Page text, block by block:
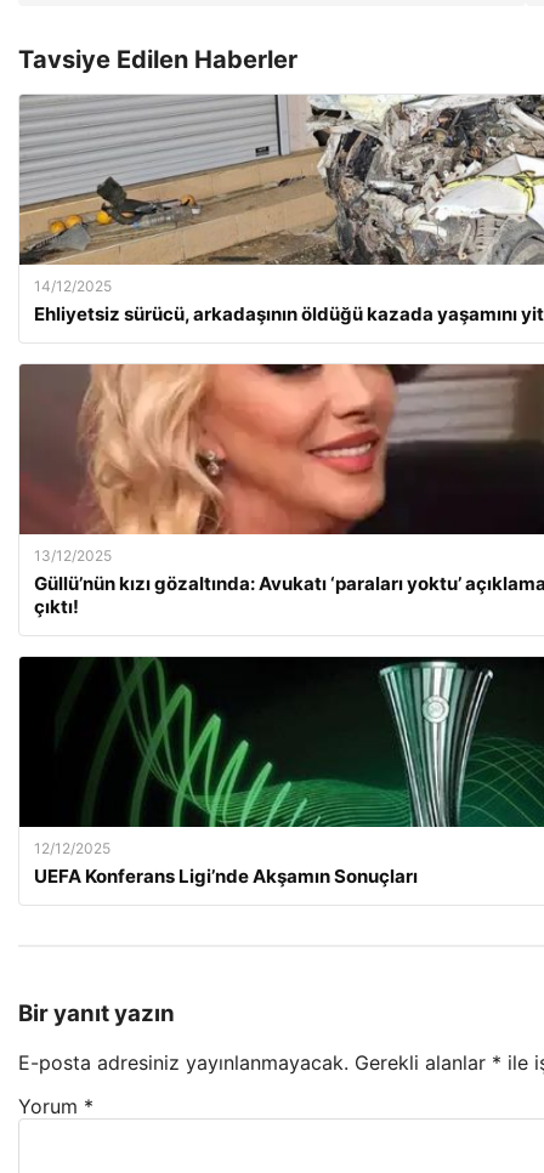
Tavsiye Edilen Haberler
14/12/2025
Ehliyetsiz sürücü, arkadaşının öldüğü kazada yaşamını
13/12/2025
Güllü’nün kızı gözaltında: Avukatı ‘paraları yoktu’
çıktı!
12/12/2025
UEFA Konferans Ligi’nde Akşamın Sonuçları
Bir yanıt yazın
E-posta adresiniz yayınlanmayacak. Gerekli alanlar * ile
Yorum *